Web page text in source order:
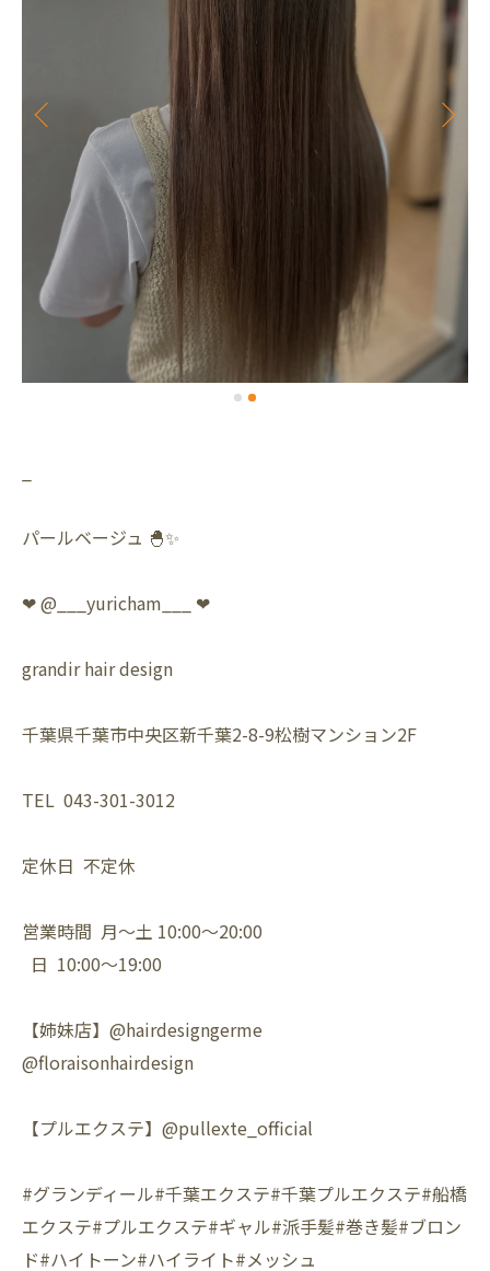
パールベージュ 🐣✨
❤︎ @___yuricham___ ❤︎
grandir hair design
千葉県千葉市中央区新千葉2-8-9松樹マンション2F
TEL 043-301-3012
定休日 不定休
営業時間 月〜土 10:00〜20:00
日 10:00〜19:00
【姉妹店】@hairdesigngerme
@floraisonhairdesign
【プルエクステ】@pullexte_official
#グランディール#千葉エクステ#千葉プルエクステ#船橋
エクステ#プルエクステ#ギャル#派手髪#巻き髪#ブロン
ド#ハイトーン#ハイライト#メッシュ